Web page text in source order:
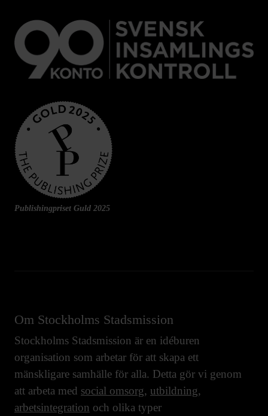
Publishingpriset Guld 2025
Om Stockholms Stadsmission
Stockholms Stadsmission är en idéburen
organisation som arbetar för att skapa ett
mänskligare samhälle för alla. Detta gör vi genom
att arbeta med social omsorg, utbildning,
arbetsintegration och olika typer